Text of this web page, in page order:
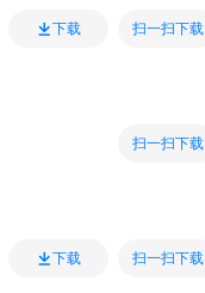
下载 扫一扫下载
扫一扫下载
下载 扫一扫下载